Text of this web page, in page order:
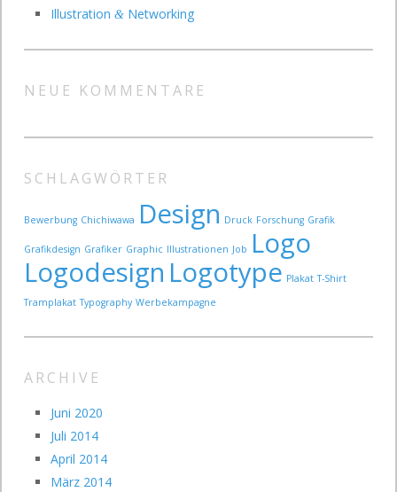
Illustration & Networking
NEUE KOMMENTARE
SCHLAGWÖRTER
Bewerbung Chichiwawa Design Druck Forschung Grafik
Grafikdesign Grafiker Graphic Illustrationen Job Logo
Logodesign Logotype Plakat T-Shirt
Tramplakat Typography Werbekampagne
ARCHIVE
Juni 2020
Juli 2014
April 2014
März 2014